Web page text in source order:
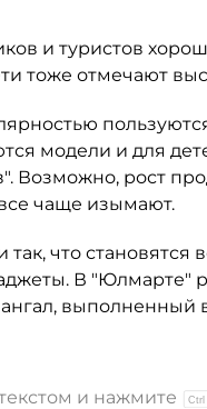
и туристов
тоже отмечают
модели и для
Возможно, рост
чаще изымают.
так, что
В "Юлмарте"
выполненный
и нажмите